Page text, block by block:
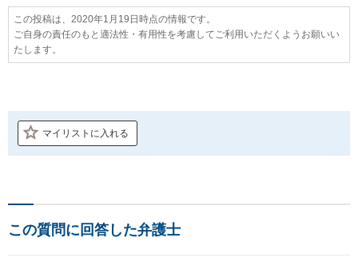
この投稿は、2020年1月19日時点の情報です。
ご自身の責任のもと適法性・有用性を考慮してご利用いただくようお願いい
たします。
マイリストに入れる
この質問に回答した弁護士